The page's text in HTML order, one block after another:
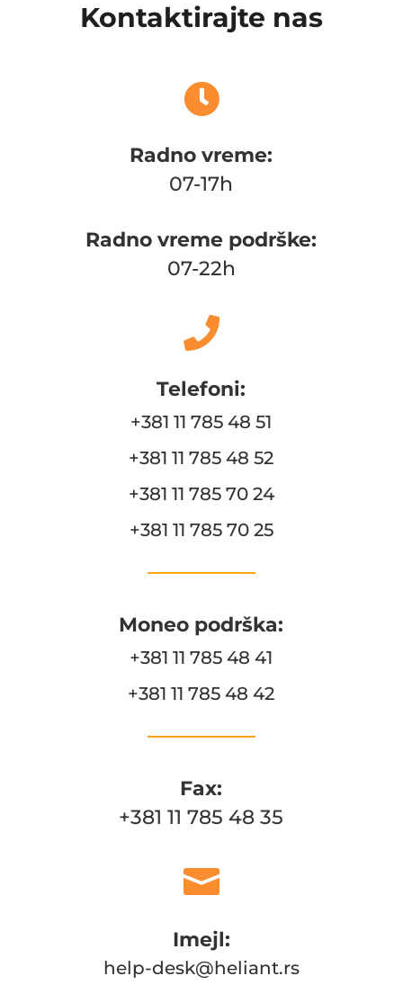
Kontaktirajte nas

Radno vreme:
07-17h
Radno vreme podrške:
07-22h

Telefoni:
+381 11 785 48 51
+381 11 785 48 52
+381 11 785 70 24
+381 11 785 70 25
Moneo podrška:
+381 11 785 48 41
+381 11 785 48 42
Fax:
+381 11 785 48 35

Imejl:
help-desk@heliant.rs